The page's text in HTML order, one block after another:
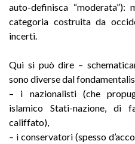
auto-definisca
categoria costruita da
incerti.
Qui si può dire –
sono diverse dal
– i nazionalisti (che
islamico Stati-nazione, di
califfato),
– i conservatori (spesso